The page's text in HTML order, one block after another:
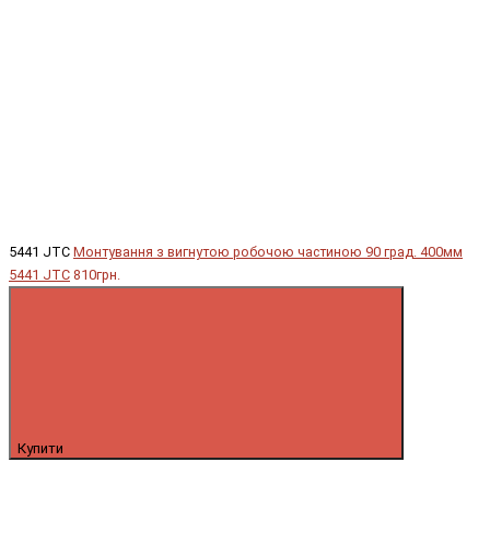
5441 JTC Монтування з вигнутою робочою частиною 90 град. 400мм
5441 JTC 810грн.
Купити